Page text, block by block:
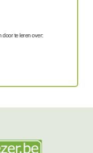
door te leren over: